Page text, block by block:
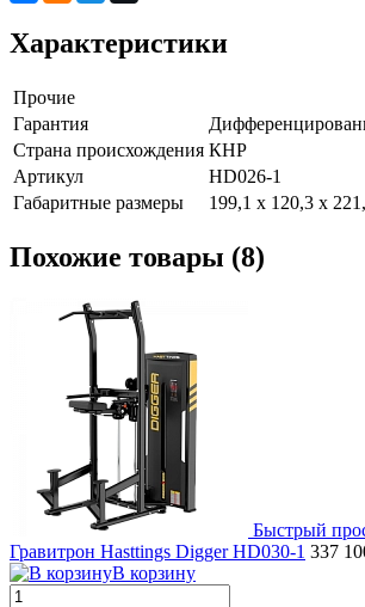
Характеристики
Прочие
Гарантия
Страна происхождения КНР
Артикул
HD026-1
Габаритные размеры
199,1 х 120,3 х
Похожие товары (8)
Быстрый
Гравитрон Hasttings Digger HD030-1 337
В корзину